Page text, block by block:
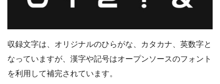
収録文字は、オリジナルのひらがな、カタカナ、英数字と
なっていますが、漢字や記号はオープンソースのフォント
を利用して補完されています。